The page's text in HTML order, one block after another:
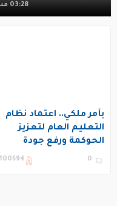
03:28 مساءً, 29 Jul 2026
بأمر ملكي.. اعتماد نظام
التعليم العام لتعزيز
الحوكمة ورفع جودة
التعليم في المملكة
0
100594